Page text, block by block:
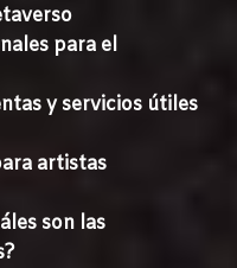
para el
y servicios útiles
artistas
son las